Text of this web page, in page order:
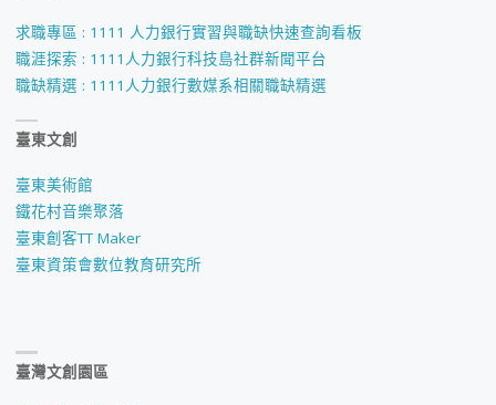
求職專區 : 1111 人力銀行實習與職缺快速查詢看板
職涯探索 : 1111人力銀行科技島社群新聞平台
職缺精選 : 1111人力銀行數媒系相關職缺精選
臺東文創
臺東美術館
鐵花村音樂聚落
臺東創客TT Maker
臺東資策會數位教育研究所
臺灣文創園區